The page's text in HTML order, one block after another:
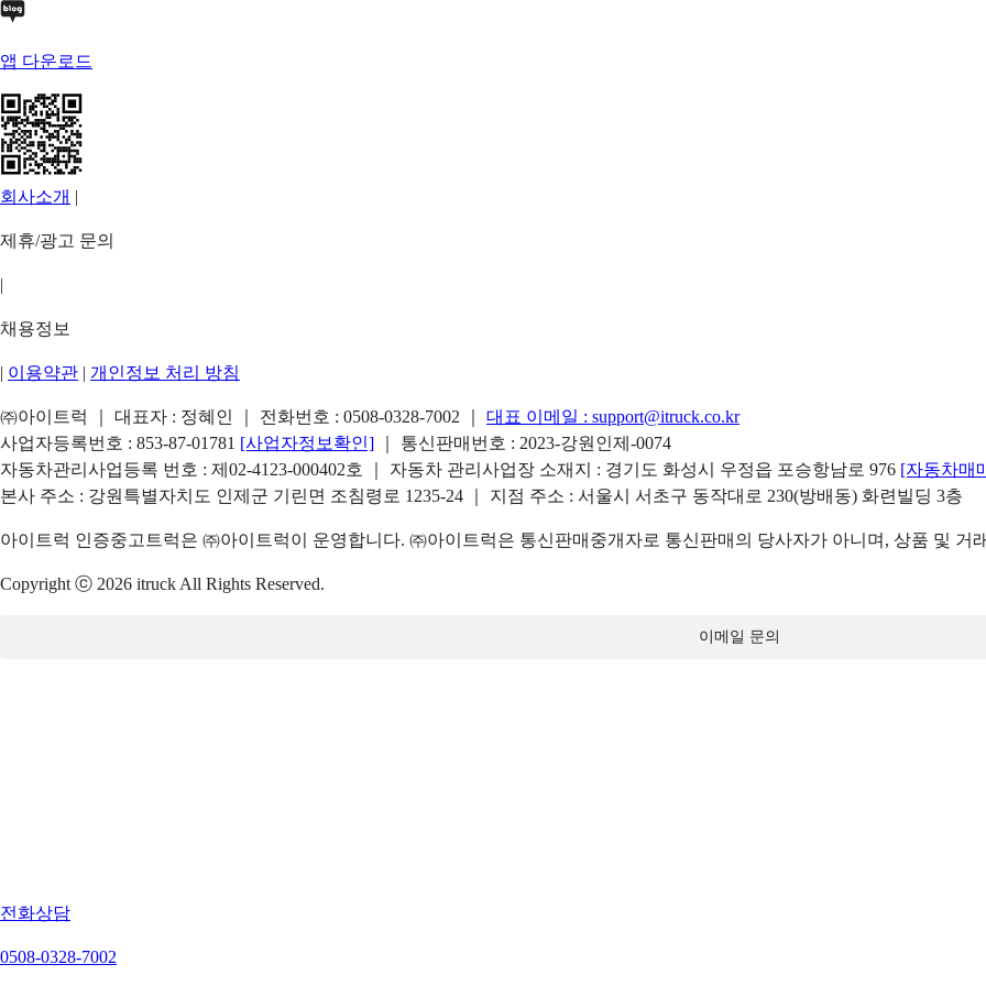
앱 다운로드
회사소개 |
제휴/광고 문의
|
채용정보
| 이용약관 | 개인정보 처리 방침
㈜아이트럭 ｜ 대표자 : 정혜인 ｜ 전화번호 : 0508-0328-7002 대표 이메일 : support@itruck.co.kr
사업자등록번호 : 853-87-01781 [사업자정보확인]
｜ 통신판매번호 : 2023-강원인제-0074
자동차관리사업등록 번호 : 제02-4123-000402호 ｜ 자동차 관리사업장 소재지 : 경기도 화성시 우정읍 포승항남로 976 [자동차매
본사 주소 : 강원특별자치도 인제군 기린면 조침령로 1235-24 ｜ 지점 주소 : 서울시 서초구 동작대로 230(방배동) 화련빌딩 3층
아이트럭 인증중고트럭은 ㈜아이트럭이 운영합니다. ㈜아이트럭은 통신판매중개자로 통신판매의 당사자가 아니며, 상품 및 거
Copyright ⓒ 2026 itruck All Rights Reserved.
이메일 문의
전화상담
0508-0328-7002